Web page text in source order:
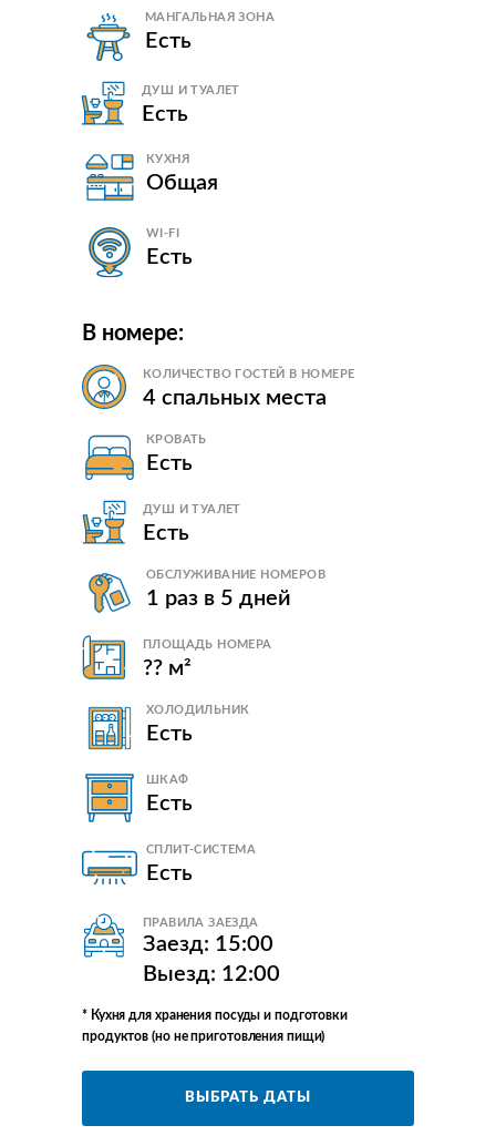
ВЫБРАТЬ ДАТЫ
В номере:
Заезд: 15:00
Выезд: 12:00
ПРАВИЛА ЗАЕЗДА
Есть
МАНГАЛЬНАЯ ЗОНА
?? м²
ПЛОЩАДЬ НОМЕРА
Есть
ДУШ И ТУАЛЕТ
Есть
ДУШ И ТУАЛЕТ
4 спальных места
КОЛИЧЕСТВО ГОСТЕЙ В НОМЕРЕ
ОБСЛУЖИВАНИЕ НОМЕРОВ
1 раз в 5 дней
КУХНЯ
Общая
* Кухня для хранения посуды и подготовки
продуктов (но не приготовления пищи)
СПЛИТ-СИСТЕМА
Есть
ШКАФ
Есть
Есть
WI-FI
Есть
ХОЛОДИЛЬНИК
Есть
КРОВАТЬ